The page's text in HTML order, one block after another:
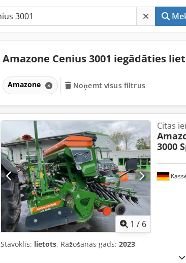
Amazone Cenius 3001 iegādāties
Amazone Noņemt visus filtrus
1 / 6
Citas
3000
Stāvoklis: lietots, Ražošanas gads: 2023,